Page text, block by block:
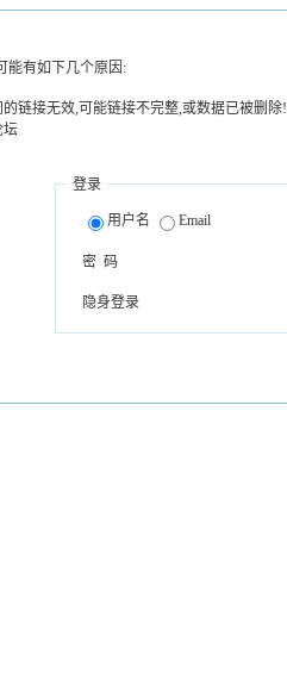
能有如下几个原因:
链接无效,可能链接不完整,或数据已被删除!
坛
登录
用户名 Email
密 码
隐身登录